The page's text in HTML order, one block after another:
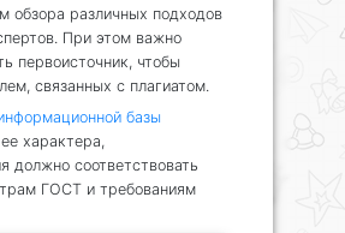
обзора различных подходов
При этом важно
первоисточник, чтобы
связанных с плагиатом.
базы
характера,
должно соответствовать
ГОСТ и требованиям